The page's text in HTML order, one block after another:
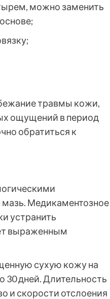
можно заменить
травмы кожи,
ощущений в период
обратиться к
Медикаментозное
устранить
выраженным
сухую кожу на
дней. Длительность
и скорости отслоения